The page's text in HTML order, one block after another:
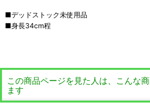
■デッドストック未使用品
■身長34cm程
この商品ページを見た人は、こんな
ます